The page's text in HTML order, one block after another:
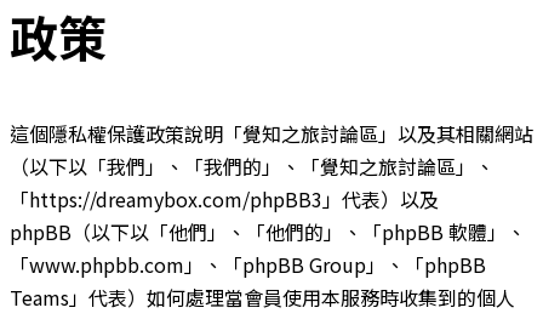
政策
這個隱私權保護政策說明「覺知之旅討論區」以及其相關網站
（以下以「我們」、「我們的」、「覺知之旅討論區」、
「https://dreamybox.com/phpBB3」代表）以及
phpBB（以下以「他們」、「他們的」、「phpBB 軟體」、
「www.phpbb.com」、「phpBB Group」、「phpBB
Teams」代表）如何處理當會員使用本服務時收集到的個人